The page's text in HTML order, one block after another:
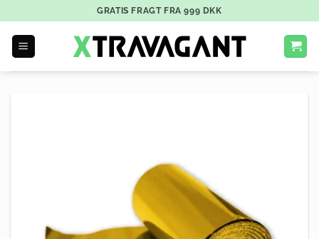
GRATIS FRAGT FRA999 DKK